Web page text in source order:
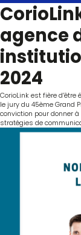
agence
2024
CorioLink est fière
le jury du 45ème Grand
conviction pour donner
stratégies de